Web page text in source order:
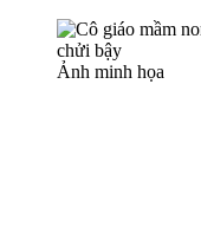
Ảnh minh họa